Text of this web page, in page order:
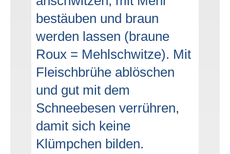
bestäuben und braun
werden lassen (braune
Roux = Mehlschwitze). Mit
Fleischbrühe ablöschen
und gut mit dem
Schneebesen verrühren,
damit sich keine
Klümpchen bilden.